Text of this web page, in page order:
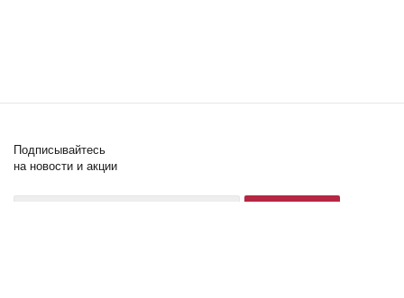
Подписывайтесь
на новости и акции